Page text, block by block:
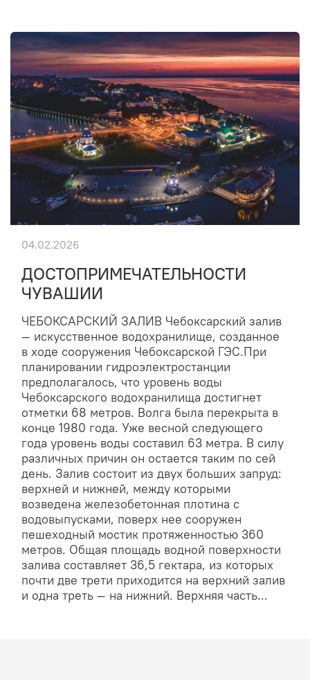
ДОСТОПРИМЕЧАТЕЛЬНОСТИ
ЧУВАШИИ
ЧЕБОКСАРСКИЙ ЗАЛИВ Чебоксарский залив
— искусственное водохранилище, созданное
в ходе сооружения Чебоксарской ГЭС.При
планировании гидроэлектростанции
предполагалось, что уровень воды
Чебоксарского водохранилища достигнет
отметки 68 метров. Волга была перекрыта в
конце 1980 года. Уже весной следующего
года уровень воды составил 63 метра. В силу
различных причин он остается таким по сей
день. Залив состоит из двух больших запруд:
верхней и нижней, между которыми
возведена железобетонная плотина с
водовыпусками, поверх нее сооружен
пешеходный мостик протяженностью 360
метров. Общая площадь водной поверхности
залива составляет 36,5 гектара, из которых
почти две трети приходится на верхний залив
и одна треть — на нижний. Верхняя часть...
04.02.2026